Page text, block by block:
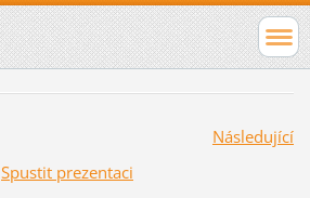
Následující
Spustit prezentaci